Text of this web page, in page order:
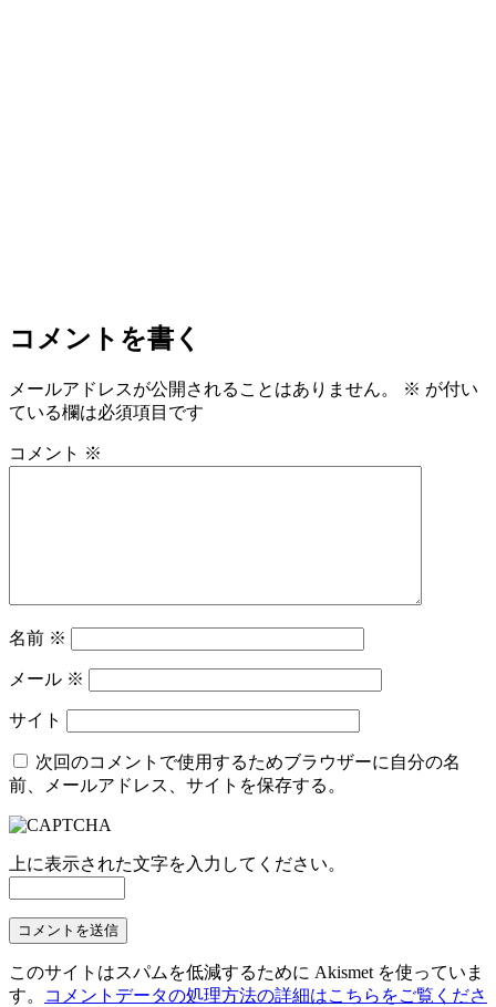
コメントを書く
メールアドレスが公開されることはありません。 ※ が付い
ている欄は必須項目です
コメント ※
名前 ※
メール ※
サイト
次回のコメントで使用するためブラウザーに自分の名
前、メールアドレス、サイトを保存する。
上に表示された文字を入力してください。
このサイトはスパムを低減するために Akismet を使っていま
す。
コメントデータの処理方法の詳細はこちらをご覧くださ